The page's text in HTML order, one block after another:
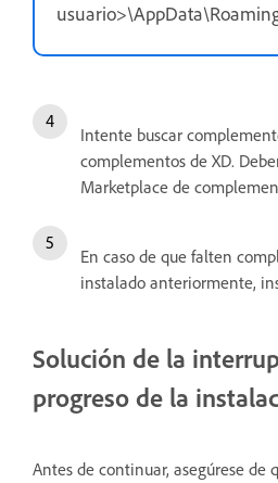
Intente buscar
complementos de XD.
Marketplace de
En caso de que falten
instalado anteriormente,
Solución de la
progreso de la
Antes de continuar, asegúrese de